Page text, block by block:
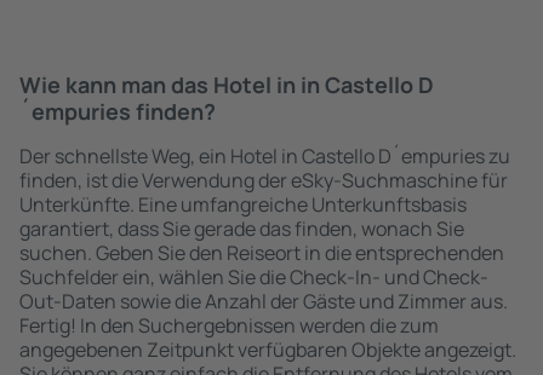
Wie kann man das Hotel in in Castello D
´empuries finden?
Der schnellste Weg, ein Hotel in Castello D´empuries zu
finden, ist die Verwendung der eSky-Suchmaschine für
Unterkünfte. Eine umfangreiche Unterkunftsbasis
garantiert, dass Sie gerade das finden, wonach Sie
suchen. Geben Sie den Reiseort in die entsprechenden
Suchfelder ein, wählen Sie die Check-In- und Check-
Out-Daten sowie die Anzahl der Gäste und Zimmer aus.
Fertig! In den Suchergebnissen werden die zum
angegebenen Zeitpunkt verfügbaren Objekte angezeigt.